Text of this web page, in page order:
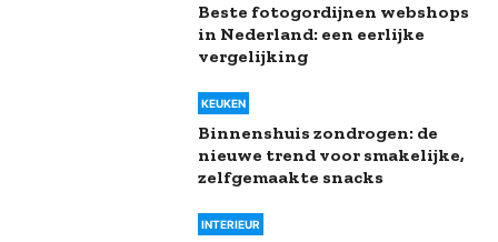
Beste fotogordijnen webshops
in Nederland: een eerlijke
vergelijking
KEUKEN
Binnenshuis zondrogen: de
nieuwe trend voor smakelijke,
zelfgemaakte snacks
INTERIEUR